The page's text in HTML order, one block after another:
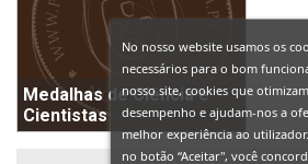
Medalhas de Ciência e
Cientistas
No nosso website usamos os
necessários para o bom
nosso site, cookies que
desempenho e ajudam-nos a
melhor experiência ao
no botão “Aceitar", você